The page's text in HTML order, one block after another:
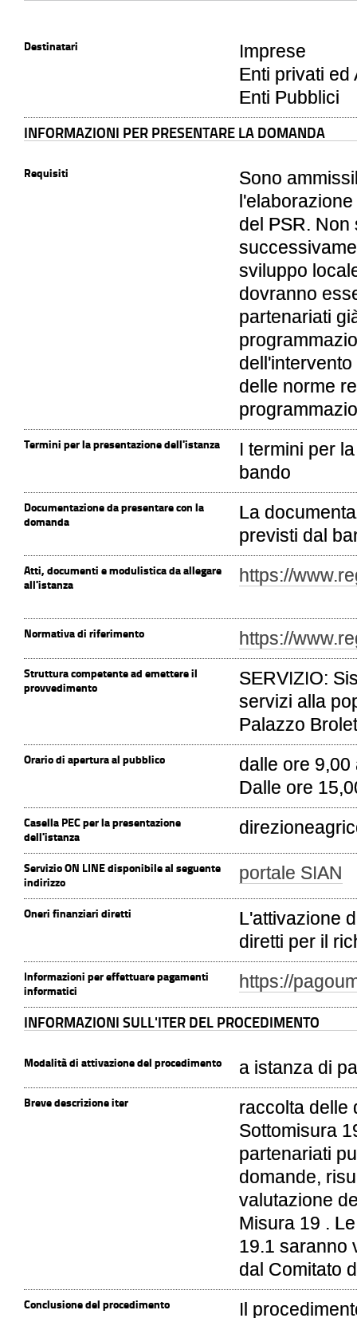
Destinatari
Imprese
Enti privati ed
Enti Pubblici
INFORMAZIONI PER PRESENTARE LA DOMANDA
Requisiti
Sono
del PSR.
sviluppo
dovranno
partenariati
delle norme
Termini per la presentazione dell'istanza
I termini per
bando
Documentazione da presentare con la
domanda
La
previsti dal
Atti, documenti e modulistica da allegare
all'istanza
https://
Normativa di riferimento https://
Struttura competente ad emettere il
provvedimento
SERVIZIO:
servizi alla
Palazzo
Orario di apertura al pubblico
dalle ore
Dalle ore
Casella PEC per la presentazione
dell'istanza
Servizio ON LINE disponibile al seguente
indirizzo
portale SIAN
Oneri finanziari diretti
L'attivazione
diretti per il
Informazioni per effettuare pagamenti
informatici
https://
INFORMAZIONI SULL'ITER DEL PROCEDIMENTO
Modalità di attivazione del procedimento a istanza di
Breve descrizione iter
raccolta delle
Sottomisura
partenariati
domande,
valutazione
Misura 19 .
19.1 saranno
dal Comitato
Conclusione del procedimento
Il